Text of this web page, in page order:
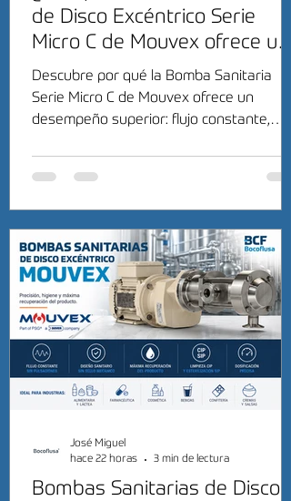
de Disco Excéntrico Serie
Micro C de Mouvex ofrece un
desempeño superior?
Descubre por qué la Bomba Sanitaria
Serie Micro C de Mouvex ofrece un
desempeño superior: flujo constante,
Bombas Sanitarias de Disco
José Miguel
hace 22 horas
3 min de lectura